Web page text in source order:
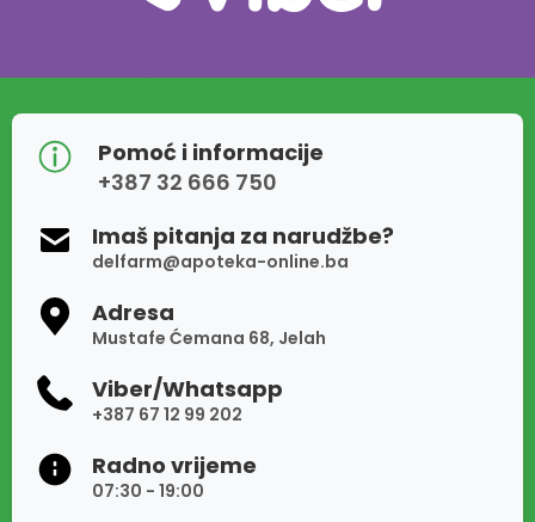
Pomoć i informacije
+387 32 666 750
Imaš pitanja za narudžbe?
delfarm@apoteka-online.ba
Adresa
Mustafe Ćemana 68, Jelah
Viber/Whatsapp
+387 67 12 99 202
Radno vrijeme
07:30 - 19:00